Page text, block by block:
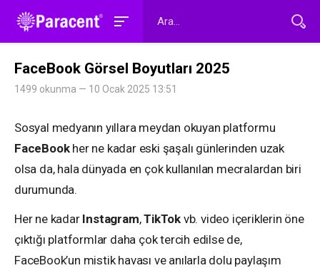
FaceBook Görsel Boyutları 2025
1499 okunma — 10 Ocak 2025 13:51
Sosyal medyanın yıllara meydan okuyan platformu
FaceBookher ne kadar eski şaşalı günlerinden uzak
olsa da, hala dünyada en çok kullanılan mecralardan biri
durumunda.
Her ne kadarInstagram,TikTok vb. video içeriklerin öne
çıktığı platformlar daha çok tercih edilse de,
FaceBook’un mistik havası ve anılarla dolu paylaşım